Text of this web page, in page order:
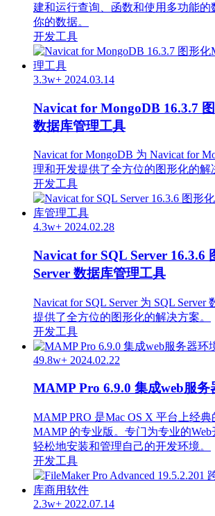
建和运行查询、函数和使用多功能的
你的数据。
开发工具
3.3w+ 2024.03.14
Navicat for MongoDB 16.3.7
数据库管理工具
Navicat for MongoDB 为 Navicat for
理和开发提供了全方位的图形化的解
开发工具
4.3w+ 2024.02.28
Navicat for SQL Server 16.3.6
Server 数据库管理工具
Navicat for SQL Server 为 SQL
提供了全方位的图形化的解决方案。
开发工具
49.8w+ 2024.02.22
MAMP Pro 6.9.0 集成web服务
MAMP PRO 是Mac OS X 平台上经
MAMP 的专业版。专门为专业的
轻松地安装和管理自己的开发环境。
开发工具
2.3w+ 2022.07.14